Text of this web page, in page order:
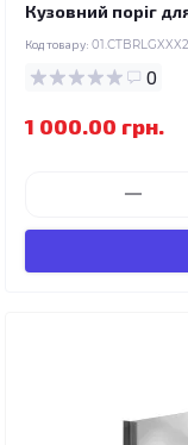
Кузовний поріг
Код товару:
0
1 000.00 грн.